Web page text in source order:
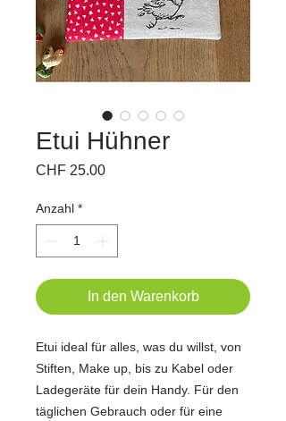
Etui Hühner
CHF 25.00Preis
Anzahl *
In den Warenkorb
Etui ideal für alles, was du willst, von
Stiften, Make up, bis zu Kabel oder
Ladegeräte für dein Handy. Für den
täglichen Gebrauch oder für eine